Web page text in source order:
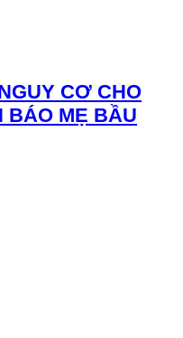
CƠ CHO
BÁO MẸ BẦU